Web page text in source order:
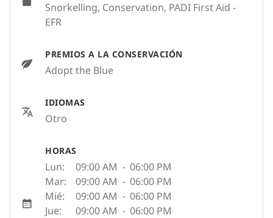
Snorkelling, Conservation, PADI First Aid -
EFR
PREMIOS A LA CONSERVACIÓN
Adopt the Blue
IDIOMAS
Otro
HORAS
Lun: 09:00 AM - 06:00 PM
Mar:
09:00 AM - 06:00 PM
Mié:
09:00 AM - 06:00 PM
Jue:
09:00 AM - 06:00 PM